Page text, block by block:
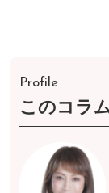
Profile
このコラ